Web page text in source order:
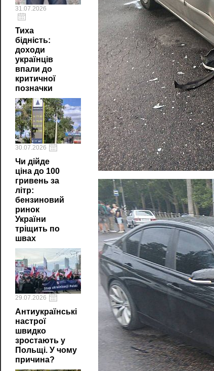
31.07.2026
Тиха
бідність:
доходи
українців
впали до
критичної
позначки
30.07.2026
Чи дійде
ціна до 100
гривень за
літр:
бензиновий
ринок
України
тріщить по
швах
29.07.2026
Антиукраїнські
настрої
швидко
зростають у
Польщі. У чому
причина?